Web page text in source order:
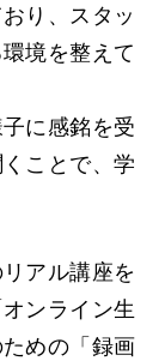
り、スタッ
境を整えて
に感銘を受
ことで、学
アル講座を
ンライン生
めの「録画